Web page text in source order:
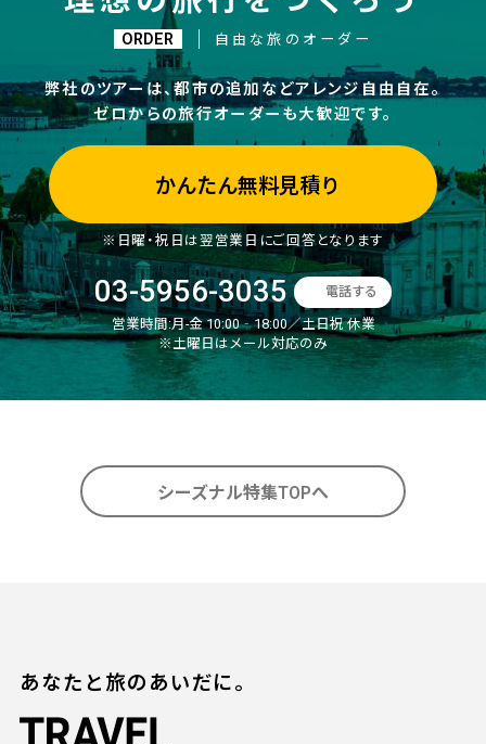
ORDER 自由な旅のオーダー
弊社のツアーは、都市の追加などアレンジ自由自在。
ゼロからの旅行オーダーも大歓迎です。
かんたん無料見積り
※日曜・祝日は翌営業日にご回答となります
03-5956-3035 電話する
営業時間:月-金 10:00‐18:00／土日祝 休業
※土曜日はメール対応のみ
シーズナル特集TOPへ
あなたと旅のあいだに。